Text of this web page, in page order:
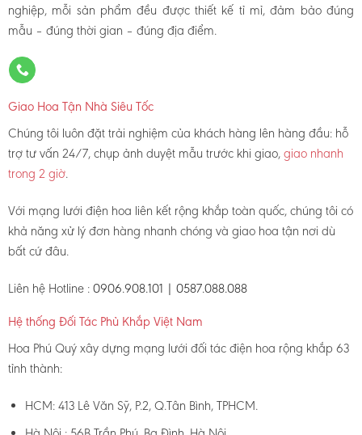
nghiệp, mỗi sản phẩm đều được thiết kế tỉ mỉ, đảm bảo đúng
mẫu – đúng thời gian – đúng địa điểm.
Giao Hoa Tận Nhà Siêu Tốc
Chúng tôi luôn đặt trải nghiệm của khách hàng lên hàng đầu: hỗ
trợ tư vấn 24/7, chụp ảnh duyệt mẫu trước khi giao,giao nhanh
trong 2 giờ.
Với mạng lưới điện hoa liên kết rộng khắp toàn quốc, chúng tôi có
khả năng xử lý đơn hàng nhanh chóng và giao hoa tận nơi dù
bất cứ đâu.
Liên hệ Hotline : 0906.908.101 | 0587.088.088
Hệ thống Đối Tác Phủ Khắp Việt Nam
Hoa Phú Quý xây dựng mạng lưới đối tác điện hoa rộng khắp 63
tỉnh thành:
HCM: 413 Lê Văn Sỹ, P.2, Q.Tân Bình, TPHCM.